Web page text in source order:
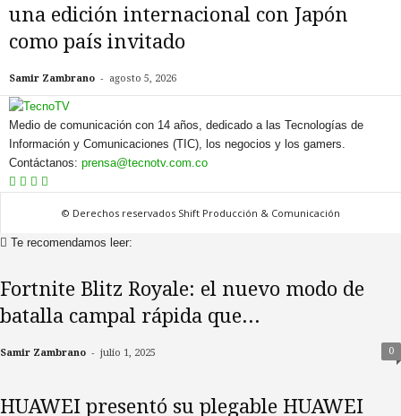
una edición internacional con Japón
como país invitado
Samir Zambrano - agosto 5, 2026
Medio de comunicación con 14 años, dedicado a las Tecnologías de
Información y Comunicaciones (TIC), los negocios y los gamers.
Contáctanos: prensa@tecnotv.com.co
© Derechos reservados Shift Producción & Comunicación
Te recomendamos leer:
Fortnite Blitz Royale: el nuevo modo de
batalla campal rápida que...
Samir Zambrano - julio 1, 2025 0
HUAWEI presentó su plegable HUAWEI